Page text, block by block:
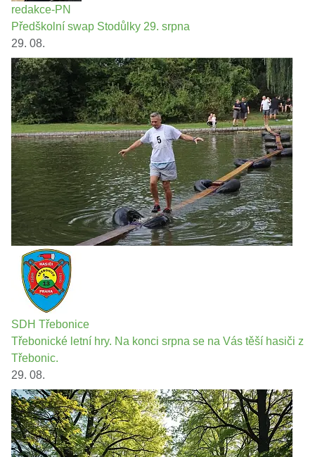
redakce-PN
Předškolní swap Stodůlky 29. srpna
29. 08.
SDH Třebonice
Třebonické letní hry. Na konci srpna se na Vás těší hasiči z
Třebonic.
29. 08.